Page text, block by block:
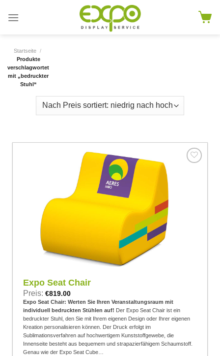
Startseite /
Produkte
verschlagwortet
mit „bedruckter
Stuhl“
Expo Seat Chair
Preis: €819.00
Expo Seat Chair: Werten Sie Ihren Veranstaltungsraum mit
individuell bedruckten Stühlen auf! Der Expo Seat Chair ist ein
bedruckter Stuhl, den Sie mit Ihrem eigenen Design oder Ihrer eigenen
Kreation personalisieren können. Der Druck erfolgt im
Sublimationsverfahren auf hochwertigem Kunststoffgewebe, die
Innenseite besteht aus bequemem und strapazierfähigem Schaumstoff.
Genau wie der Expo Seat Cube…